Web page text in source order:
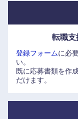
転職支
登録フォームに必
い。
既に応募書類を作
だけます。
高知県